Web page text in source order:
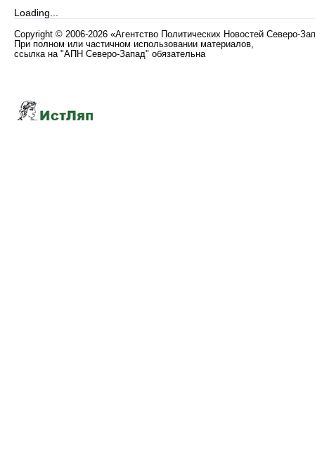
Loading...
Copyright © 2006-2026 «Агентство Политических Новостей Северо-
При полном или частичном использовании материалов,
ссылка на "АПН Северо-Запад" обязательна